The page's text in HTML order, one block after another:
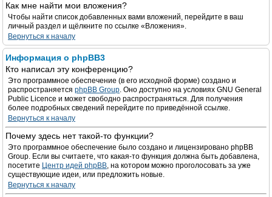
Как мне найти мои вложения?
Чтобы найти список добавленных вами вложений, перейдите в ваш
личный раздел и щёлкните по ссылке «Вложения».
Вернуться к началу
Информация о phpBB3
Кто написал эту конференцию?
Это программное обеспечение (в его исходной форме) создано и
распространяется phpBB Group. Оно доступно на условиях GNU General
Public Licence и может свободно распространяться. Для получения
более подробных сведений перейдите по приведённой ссылке.
Вернуться к началу
Почему здесь нет такой-то функции?
Это программное обеспечение было создано и лицензировано phpBB
Group. Если вы считаете, что какая-то функция должна быть добавлена,
посетите Центр идей phpBB, на котором можно проголосовать за уже
существующие идеи, или предложить новые.
Вернуться к началу